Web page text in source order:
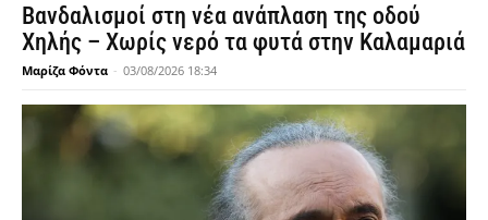
Βανδαλισμοί στη νέα ανάπλαση της οδού
Χηλής – Χωρίς νερό τα φυτά στην Καλαμαριά
Μαρίζα Φόντα - 03/08/2026 18:34